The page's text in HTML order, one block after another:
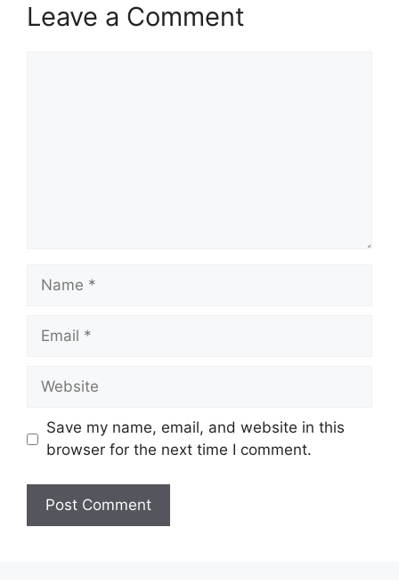
Leave a Comment
Name
Email
Website
Save my name, email, and website in this
browser for the next time I comment.